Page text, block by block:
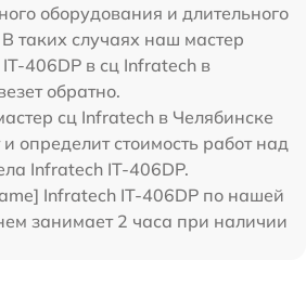
оборудования и длительного
таких случаях наш мастер
406DP в сц Infratech в
обратно.
сц Infratech в Челябинске
определит стоимость работ над
Infratech IT-406DP.
Infratech IT-406DP по нашей
занимает 2 часа при наличии